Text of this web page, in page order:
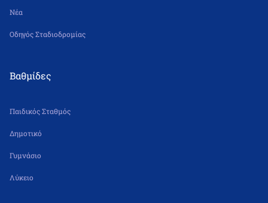
Νέα
Οδηγός Σταδιοδρομίας
Βαθμίδες
Παιδικός Σταθμός
Δημοτικό
Γυμνάσιο
Λύκειο